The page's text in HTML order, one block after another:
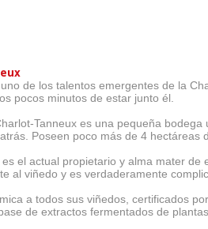
de los talentos emergentes de la
pocos minutos de estar junto él.
Tanneux es una pequeña
Poseen poco más de 4 hectáreas
el actual propietario y alma mater
al viñedo y es verdaderamente
a todos sus viñedos, certificados
de extractos fermentados de